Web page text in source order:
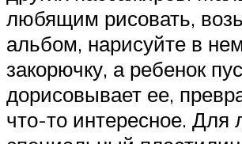
любящим рисовать,
альбом, нарисуйте в нем
закорючку, а ребенок
дорисовывает ее,
что-то интересное. Для